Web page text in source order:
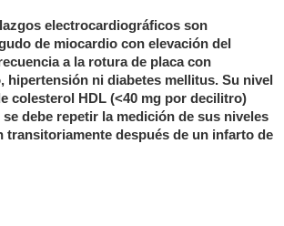
electrocardiográficos son
de miocardio con elevación del
a la rotura de placa con
hipertensión ni diabetes mellitus. Su nivel
colesterol HDL (<40 mg por decilitro)
debe repetir la medición de sus niveles
después de un infarto de